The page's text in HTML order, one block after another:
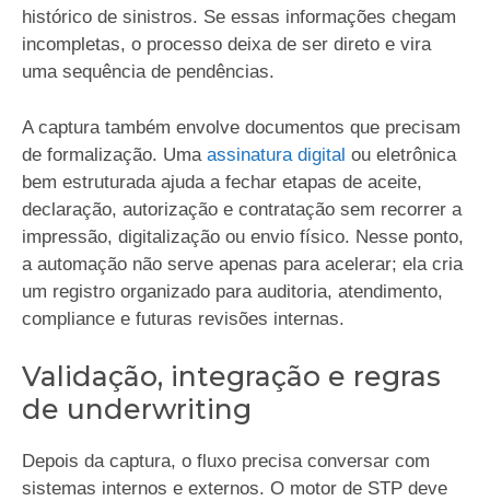
histórico de sinistros. Se essas informações chegam
incompletas, o processo deixa de ser direto e vira
uma sequência de pendências.
A captura também envolve documentos que precisam
de formalização. Uma assinatura digital ou eletrônica
bem estruturada ajuda a fechar etapas de aceite,
declaração, autorização e contratação sem recorrer a
impressão, digitalização ou envio físico. Nesse ponto,
a automação não serve apenas para acelerar; ela cria
um registro organizado para auditoria, atendimento,
compliance e futuras revisões internas.
Validação, integração e regras
de underwriting
Depois da captura, o fluxo precisa conversar com
sistemas internos e externos. O motor de STP deve